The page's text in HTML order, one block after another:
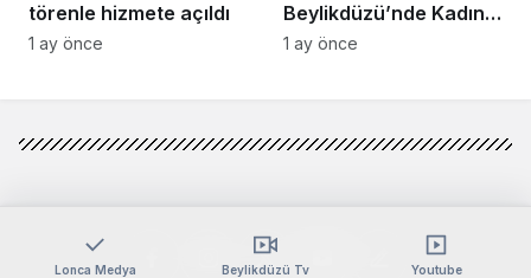
törenle hizmete açıldı
1 ay önce
Beylikdüzü’nde Kadın
Girişimcilerle Buluştu
1 ay önce
Lonca Medya Beylikdüzü Tv Youtube